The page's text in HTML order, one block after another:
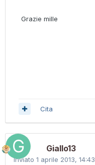
Grazie mille
Cita
Giallo13
Inviato 1 aprile 2013, 14:43